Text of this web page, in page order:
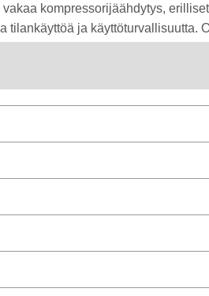
kompressorijäähdytys,
tilankäyttöä ja käyttöturvallisuutta.